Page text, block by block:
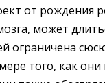
от рождения
может
ограничена
того, как